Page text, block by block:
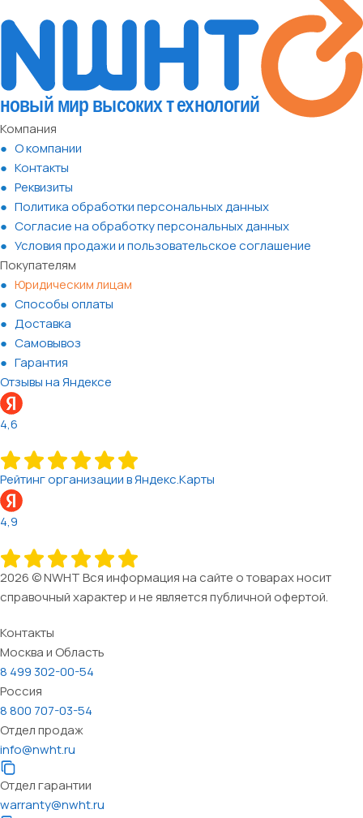
Компания
О компании
Контакты
Реквизиты
Политика обработки персональных данных
Согласие на обработку персональных данных
Условия продажи и пользовательское соглашение
Покупателям
Юридическим лицам
Способы оплаты
Доставка
Самовывоз
Гарантия
Отзывы на Яндексе
4,6
Рейтинг организации в Яндекс.Карты
4,9
2026 © NWHT Вся информация на сайте о товарах носит
справочный характер и не является публичной офертой.
Контакты
Москва и Область
8 499 302-00-54
Россия
8 800 707-03-54
Отдел продаж
info@nwht.ru
Отдел гарантии
warranty@nwht.ru